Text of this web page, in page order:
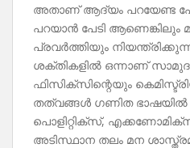
അതാണ് ആദ്യം പറയേണ്ട
പറയാൻ പേടി ആണെങ്കിലും
പ്രവർത്തിയും
ശക്തികളിൽ ഒന്നാണ്
ഫിസിക്സിന്റെയും
തത്വങ്ങൾ ഗണിത
പൊളിറ്റിക്സ്,
അടിസ്ഥാന തലം മന